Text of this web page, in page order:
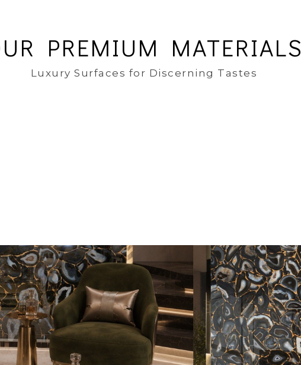
PREMIUM MATERIALS
Luxury Surfaces for Discerning Tastes